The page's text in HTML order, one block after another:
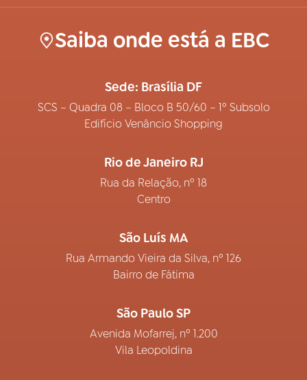
Saiba onde está a EBC
Sede: Brasília DF
SCS – Quadra 08 – Bloco B 50/60 – 1º Subsolo
Edifício Venâncio Shopping
Rio de Janeiro RJ
Rua da Relação, nº 18
Centro
São Luís MA
Rua Armando Vieira da Silva, nº 126
Bairro de Fátima
São Paulo SP
Avenida Mofarrej, nº 1.200
Vila Leopoldina